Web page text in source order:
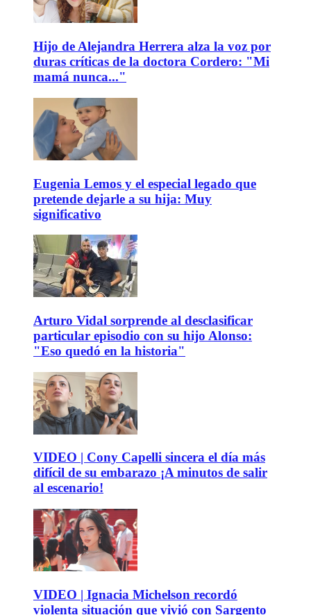
Hijo de Alejandra Herrera alza la voz por
duras críticas de la doctora Cordero: "Mi
mamá nunca..."
Eugenia Lemos y el especial legado que
pretende dejarle a su hija: Muy
significativo
Arturo Vidal sorprende al desclasificar
particular episodio con su hijo Alonso:
"Eso quedó en la historia"
VIDEO | Cony Capelli sincera el día más
difícil de su embarazo ¡A minutos de salir
al escenario!
VIDEO | Ignacia Michelson recordó
violenta situación que vivió con Sargento